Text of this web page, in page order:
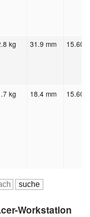
kg 31.9 mm 15.60"
kg 18.4 mm 15.60"
Workstation